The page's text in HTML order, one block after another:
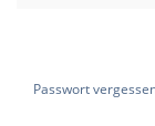
Passwort